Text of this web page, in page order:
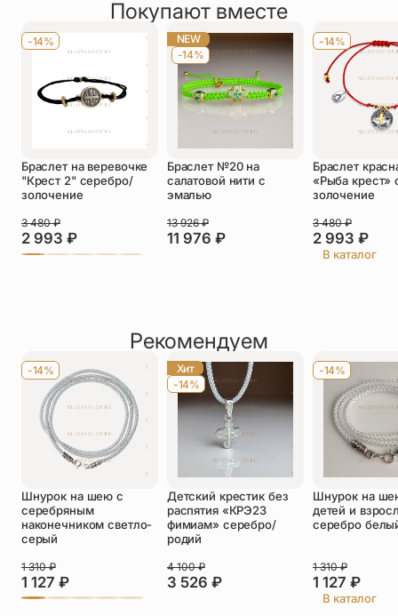
Оставить отзыв
Прикрепить фото
Оставить отзыв
Подтверждаю свое согласие с
политикой конфиденциальностии даю
согласие на обработку персональных
данных
Пока нет отзывов. Будьте первым!
Покупают вместе
-14%
Браслет на веревочке
"Крест 2" серебро/
золочение
2 993 ₽
3 480₽
NEW
-14%
Браслет №20 на
салатовой нити с
эмалью
11 976 ₽
13 926₽
-14%
Браслет
«Рыба крест»
золочение
2 993 ₽
3 480₽
В каталог
Рекомендуем
-14%
Шнурок на шею с
серебряным
наконечником светло-
серый
1 127 ₽
1 310₽
Хит
-14%
Детский крестик без
распятия «КРЭ23
фимиам» серебро/
родий
3 526 ₽
4 100₽
-14%
Шнурок на
детей и
серебро
1 127 ₽
1 310₽
В каталог